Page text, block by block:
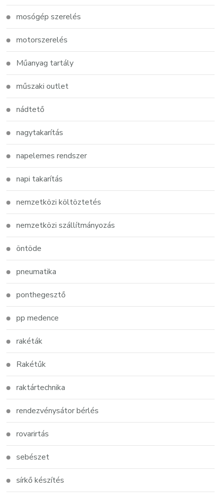
mosógép szerelés
motorszerelés
Műanyag tartály
műszaki outlet
nádtető
nagytakarítás
napelemes rendszer
napi takarítás
nemzetközi költöztetés
nemzetközi szállítmányozás
öntöde
pneumatika
ponthegesztő
pp medence
rakéták
Rakétűk
raktártechnika
rendezvénysátor bérlés
rovarirtás
sebészet
sírkő készítés